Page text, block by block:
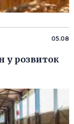
05.08
у розвиток